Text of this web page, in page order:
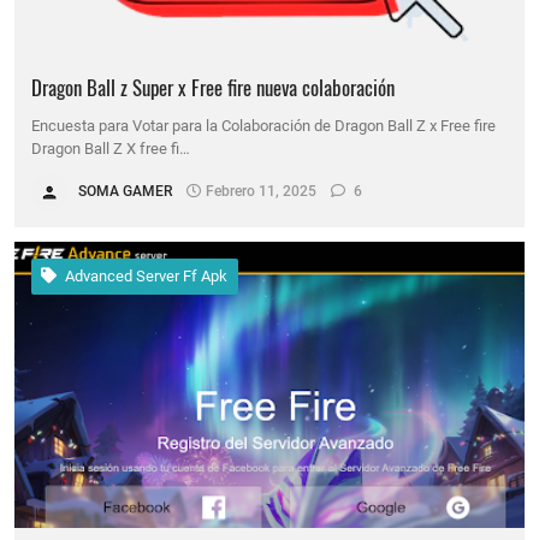
Dragon Ball z Super x Free fire nueva colaboración
Encuesta para Votar para la Colaboración de Dragon Ball Z x Free fire
Dragon Ball Z X free fi…
SOMA GAMER Febrero 11, 2025 6
Advanced Server Ff Apk